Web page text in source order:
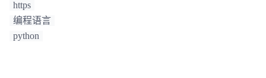
https
编程语言
python